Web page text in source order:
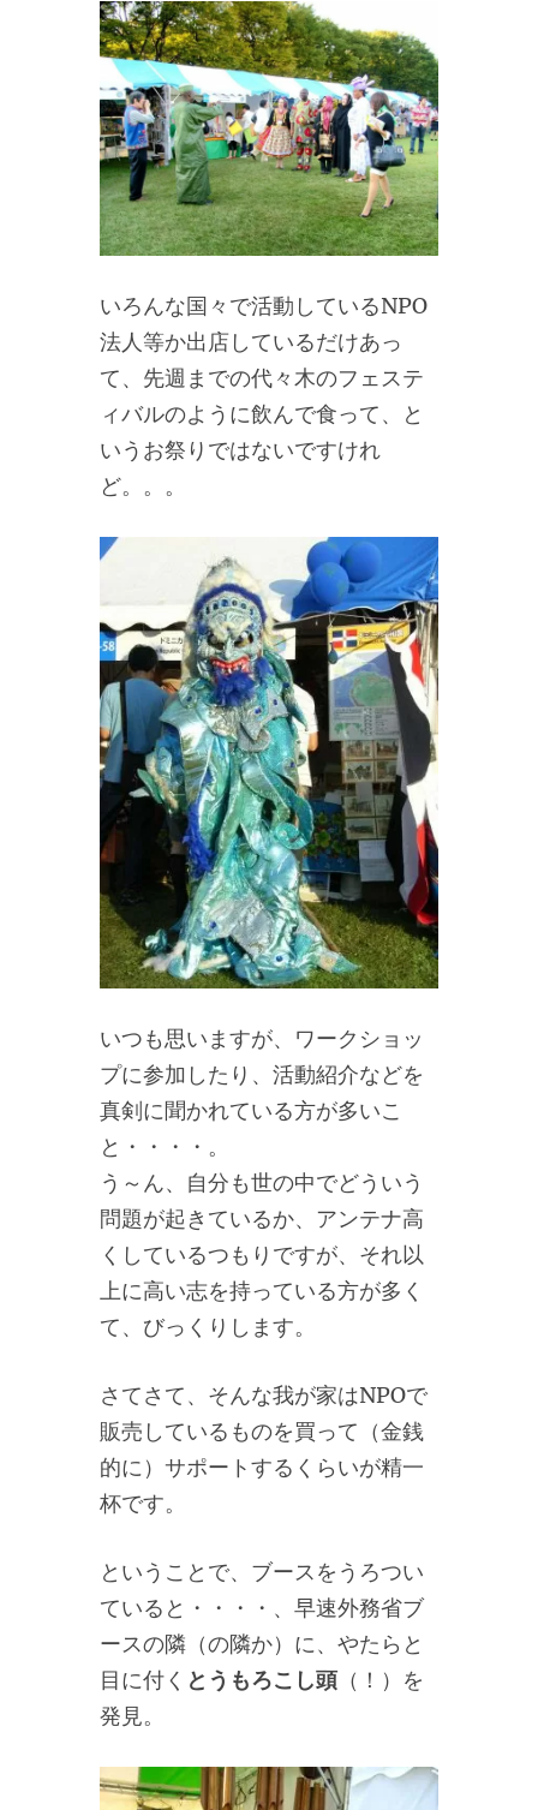
いろんな国々で活動しているNPO
法人等か出店しているだけあっ
て、先週までの代々木のフェステ
ィバルのように飲んで食って、と
いうお祭りではないですけれ
ど。。。
いつも思いますが、ワークショッ
プに参加したり、活動紹介などを
真剣に聞かれている方が多いこ
と・・・・。
う～ん、自分も世の中でどういう
問題が起きているか、アンテナ高
くしているつもりですが、それ以
上に高い志を持っている方が多く
て、びっくりします。
さてさて、そんな我が家はNPOで
販売しているものを買って（金銭
的に）サポートするくらいが精一
杯です。
ということで、ブースをうろつい
ていると・・・・、早速外務省ブ
ースの隣（の隣か）に、やたらと
目に付く とうもろこし頭（！）を
発見。